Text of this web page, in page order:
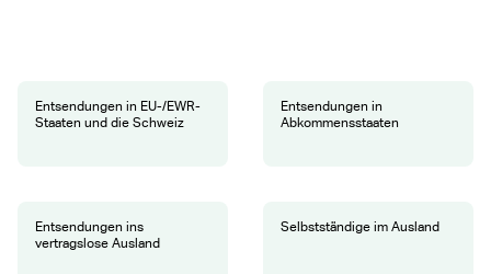
Entsendungen in EU-/EWR-
Staaten und die Schweiz
Entsendungen in
Abkommensstaaten
Entsendungen ins
vertragslose Ausland
Selbstständige im Ausland